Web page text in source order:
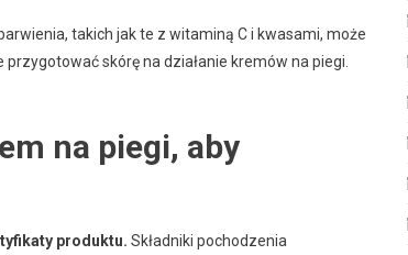
takich jak te z witaminą C i kwasami, może
skórę na działanie kremów na piegi.
na piegi, aby
produktu. Składniki pochodzenia